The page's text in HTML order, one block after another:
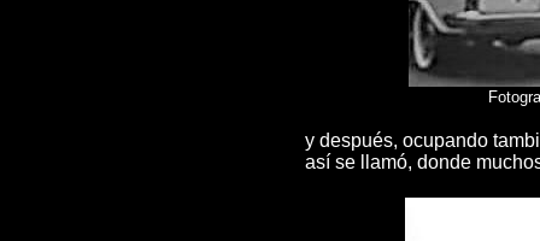
y después, ocupando
así se llamó, donde